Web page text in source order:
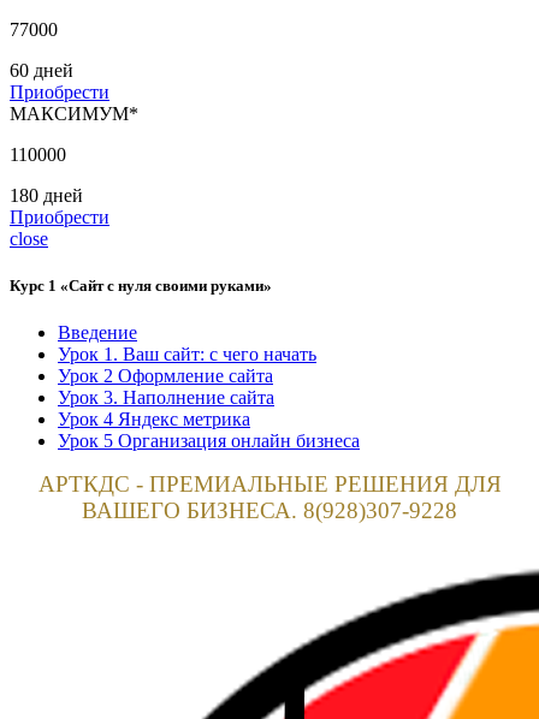
77000
60 дней
Приобрести
МАКСИМУМ*
110000
180 дней
Приобрести
close
Курс 1 «Сайт с нуля своими руками»
Введение
Урок 1. Ваш сайт: с чего начать
Урок 2 Оформление сайта
Урок 3. Наполнение сайта
Урок 4 Яндекс метрика
Урок 5 Организация онлайн бизнеса
АРТКДС - ПРЕМИАЛЬНЫЕ РЕШЕНИЯ ДЛЯ
ВАШЕГО БИЗНЕСА. 8(928)307-9228